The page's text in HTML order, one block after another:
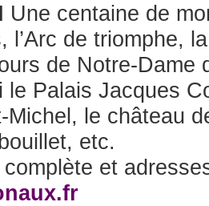
Une centaine de
l’Arc de triomphe,
de Notre-
le Palais Jacques
Michel, le château
etc.
complète et